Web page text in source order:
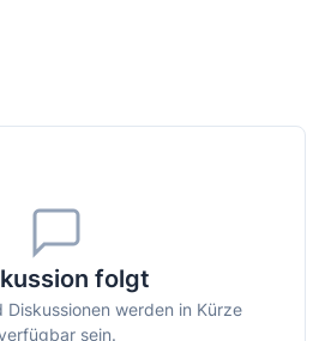
folgt
Diskussionen werden in Kürze
sein.